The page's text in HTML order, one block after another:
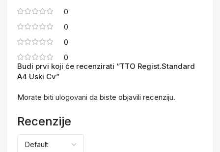
0
0
0
0
Recenzije
Budi prvi koji će recenzirati “TTO Regist.Standard
A4 Uski Cv”
Morate biti ulogovani da biste objavili recenziju.